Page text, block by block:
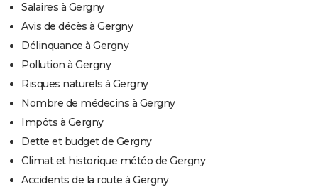
Salaires à Gergny
Avis de décès à Gergny
Délinquance à Gergny
Pollution à Gergny
Risques naturels à Gergny
Nombre de médecins à Gergny
Impôts à Gergny
Dette et budget de Gergny
Climat et historique météo de Gergny
Accidents de la route à Gergny